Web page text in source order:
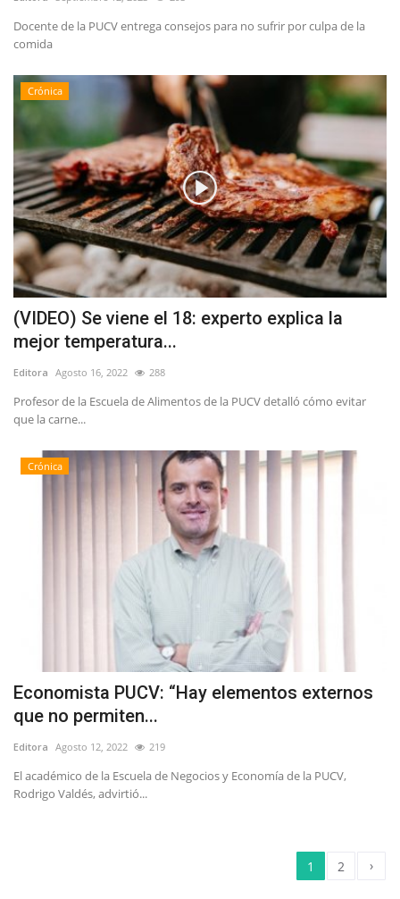
Docente de la PUCV entrega consejos para no sufrir por culpa de la
comida
Crónica
(VIDEO) Se viene el 18: experto explica la
mejor temperatura...
Editora Agosto 16, 2022 288
Profesor de la Escuela de Alimentos de la PUCV detalló cómo evitar
que la carne...
Crónica
Economista PUCV: “Hay elementos externos
que no permiten...
Editora Agosto 12, 2022 219
El académico de la Escuela de Negocios y Economía de la PUCV,
Rodrigo Valdés, advirtió...
1 2 ›